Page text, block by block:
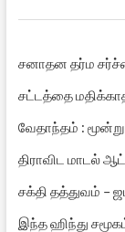
சனாதன தர்ம
சட்டத்தை
வேதாந்தம் :
திராவிட மாடல்
சக்தி தத்துவம் –
இந்த ஹிந்து